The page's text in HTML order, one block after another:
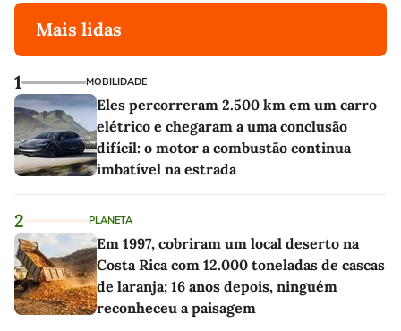
Mais lidas
1 MOBILIDADE
Eles percorreram 2.500 km em um carro
elétrico e chegaram a uma conclusão
difícil: o motor a combustão continua
imbatível na estrada
2 PLANETA
Em 1997, cobriram um local deserto na
Costa Rica com 12.000 toneladas de cascas
de laranja; 16 anos depois, ninguém
reconheceu a paisagem